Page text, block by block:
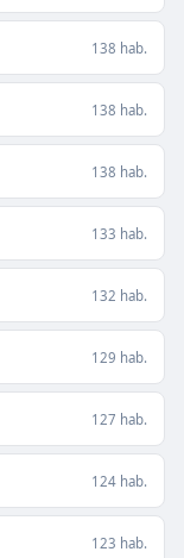
138 hab.
138 hab.
138 hab.
133 hab.
132 hab.
129 hab.
127 hab.
124 hab.
123 hab.